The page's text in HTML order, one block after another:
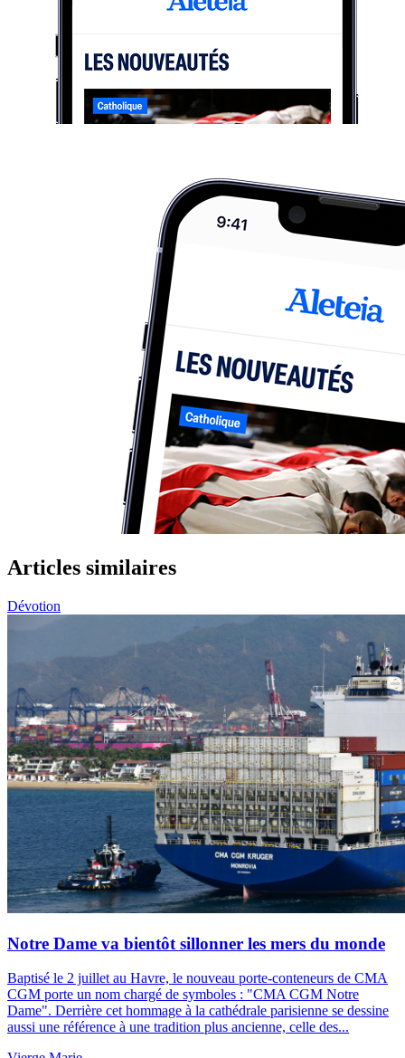
Articles similaires
Dévotion
Notre Dame va bientôt sillonner les mers du monde
Baptisé le 2 juillet au Havre, le nouveau porte-conteneurs de CMA
CGM porte un nom chargé de symboles : "CMA CGM Notre
Dame". Derrière cet hommage à la cathédrale parisienne se dessine
aussi une référence à une tradition plus ancienne, celle des...